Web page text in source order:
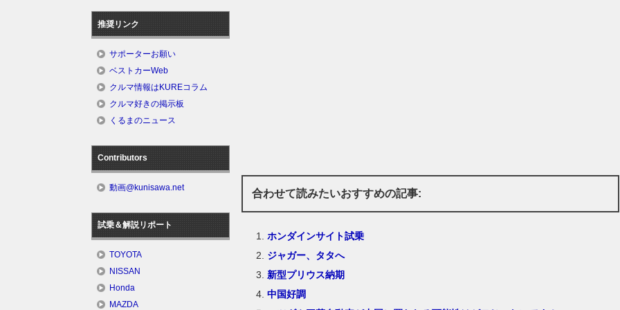
合わせて読みたいおすすめの記事:
ホンダインサイト試乗
ジャガー、タタへ
新型プリウス納期
中国好調
推奨リンク
サポーターお願い
ベストカーWeb
クルマ情報はKUREコラム
クルマ好きの掲示板
くるまのニュース
Contributors
動画@kunisawa.net
試乗＆解説リポート
TOYOTA
NISSAN
Honda
MAZDA